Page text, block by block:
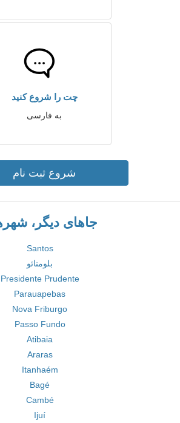
چت را شروع کنید
به فارسی
شروع ثبت نام
جاهای دیگر،
Santos
بلومنائو
Presidente Prudente
Parauapebas
Nova Friburgo
Passo Fundo
Atibaia
Araras
Itanhaém
Bagé
Cambé
Ijuí